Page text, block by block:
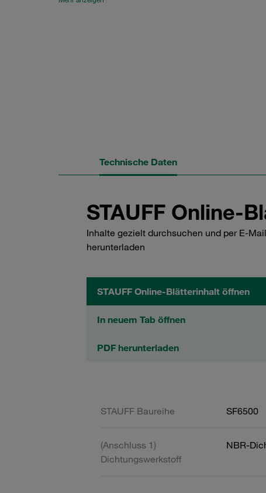
Technische Daten
STAUFF Online-
Inhalte gezielt durchsuchen und per E-
herunterladen
STAUFF Online-Blätterinhalt öffnen
In neuem Tab öffnen
PDF herunterladen
STAUFF Baureihe SF6500
(Anschluss 1)
Dichtungswerkstoff
NBR-